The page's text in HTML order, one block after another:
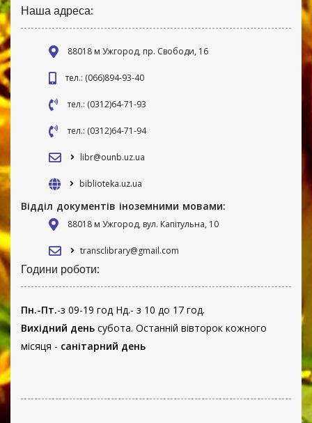
Наша адреса:
88018 м Ужгород, пр. Свободи, 16
тел.: (066)894-93-40
тел.: (0312)64-71-93
тел.: (0312)64-71-94
libr@ounb.uz.ua
biblioteka.uz.ua
Відділ документів іноземними мовами:
88018 м Ужгород, вул. Капітульна, 10
transclibrary@gmail.com
Години роботи:
Пн.-Пт.-з 09-19 год Нд.- з 10 до 17 год.
Вихідний день субота. Останній вівторок кожного
місяця - санітарний день